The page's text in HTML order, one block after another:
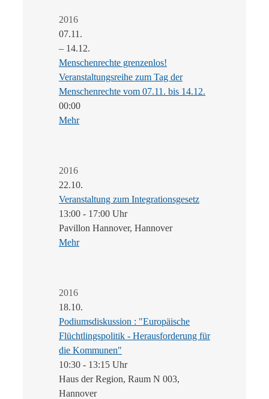
2016
07.11.
– 14.12.
Menschenrechte grenzenlos!
Veranstaltungsreihe zum Tag der
Menschenrechte vom 07.11. bis 14.12.
00:00
Mehr
2016
22.10.
Veranstaltung zum Integrationsgesetz
13:00 - 17:00 Uhr
Pavillon Hannover, Hannover
Mehr
2016
18.10.
Podiumsdiskussion : "Europäische
Flüchtlingspolitik - Herausforderung für
die Kommunen"
10:30 - 13:15 Uhr
Haus der Region, Raum N 003,
Hannover